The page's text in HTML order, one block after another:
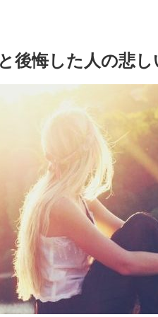
後悔した人の悲し